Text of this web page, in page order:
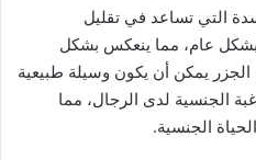
التي تساعد في تقليل
عام، مما ينعكس بشكل
الجزر يمكن أن يكون وسيلة طبيعية
الجنسية لدى الرجال، مما
الجنسية.